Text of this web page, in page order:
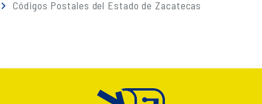
Códigos Postales del Estado de Zacatecas